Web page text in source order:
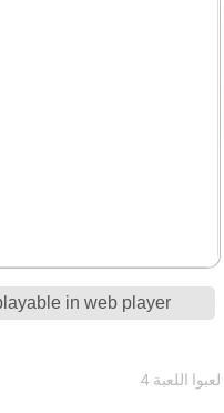
in web player
4 لعبوا اللعبة